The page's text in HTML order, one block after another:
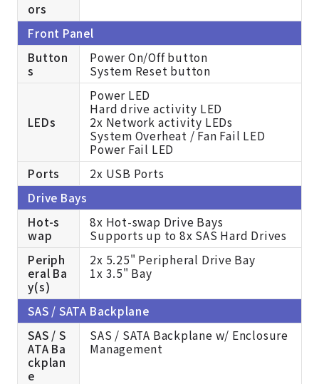
ors
Front Panel
Button
s
Power On/Off button
System Reset button
LEDs
Power LED
Hard drive activity LED
2x Network activity LEDs
System Overheat / Fan Fail LED
Power Fail LED
Ports
2x USB Ports
Drive Bays
Hot-s
wap
8x Hot-swap Drive Bays
Supports up to 8x SAS Hard Drives
Periph
eral Ba
y(s)
2x 5.25" Peripheral Drive Bay
1x 3.5" Bay
SAS / SATA Backplane
SAS / S
ATA Ba
ckplan
e
SAS / SATA Backplane w/ Enclosure
Management